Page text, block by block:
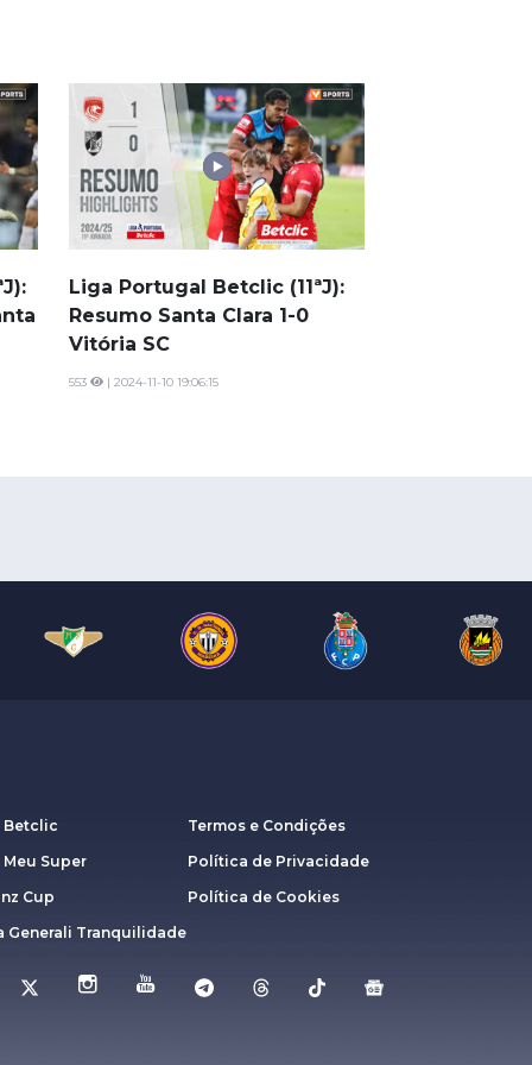
Liga Portugal Betclic (11ªJ):
Resumo Santa Clara 1-0
Vitória SC
553 | 2024-11-10 19:06:15
Betclic
Meu Super
Cup
Generali Tranquilidade
Termos e Condições
Política de Privacidade
Política de Cookies